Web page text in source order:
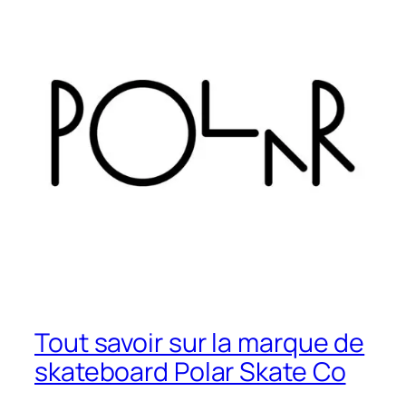
Tout savoir sur la marque de
skateboard Polar Skate Co